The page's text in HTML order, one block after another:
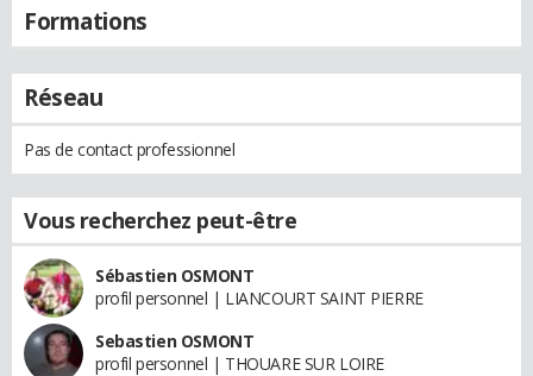
Formations
Réseau
Pas de contact professionnel
Vous recherchez peut-être
Sébastien OSMONT
profil personnel | LIANCOURT SAINT PIERRE
Sebastien OSMONT
profil personnel | THOUARE SUR LOIRE